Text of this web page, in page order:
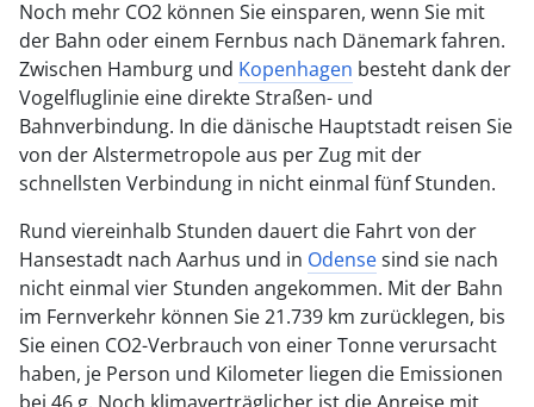
Noch mehr CO2 können Sie einsparen, wenn Sie mit
der Bahn oder einem Fernbus nach Dänemark fahren.
Zwischen Hamburg und Kopenhagen besteht dank der
Vogelfluglinie eine direkte Straßen- und
Bahnverbindung. In die dänische Hauptstadt reisen Sie
von der Alstermetropole aus per Zug mit der
schnellsten Verbindung in nicht einmal fünf Stunden.
Rund viereinhalb Stunden dauert die Fahrt von der
Hansestadt nach Aarhus und in Odensesind sie nach
nicht einmal vier Stunden angekommen. Mit der Bahn
im Fernverkehr können Sie 21.739 km zurücklegen, bis
Sie einen CO2-Verbrauch von einer Tonne verursacht
haben, je Person und Kilometer liegen die Emissionen